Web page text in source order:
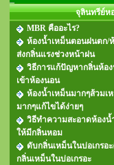
จุลินทรีย์ห
MBR คืออะไร?
ห้องน้ำเหม็นตอนฝนตก/
ส่งกลิ่นแรงช่วงหน้าฝน
วิธีการแก้ปัญหากลิ่นห้อ
เข้าห้องนอน
ห้องน้ำเหม็นมากๆส้วมเ
มากๆแก้ไขได้ง่ายๆ
วิธีทำความสะอาดห้องน้
ให้มีกลิ่นหอม
ดับกลิ่นเหม็นในบ่อเกรอ
กลิ่นเหม็นในบ่อเกรอะ